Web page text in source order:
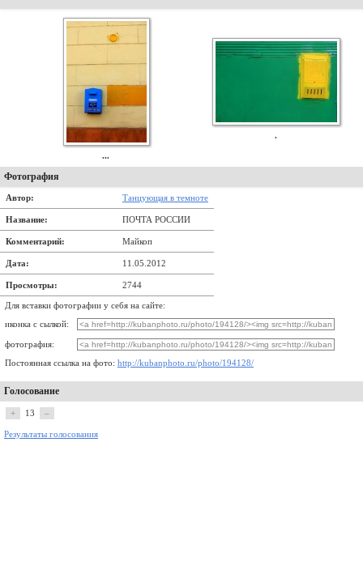
...
.
Фотография
Автор: Танцующая в темноте
Название: ПОЧТА РОССИИ
Комментарий: Майкоп
Дата: 11.05.2012
Просмотры: 2744
Для вставки фотографии у себя на сайте:
иконка с сылкой:
фотография:
Постоянная ссылка на фото: http://kubanphoto.ru/photo/194128/
Голосование
+ 13 –
Результаты голосования